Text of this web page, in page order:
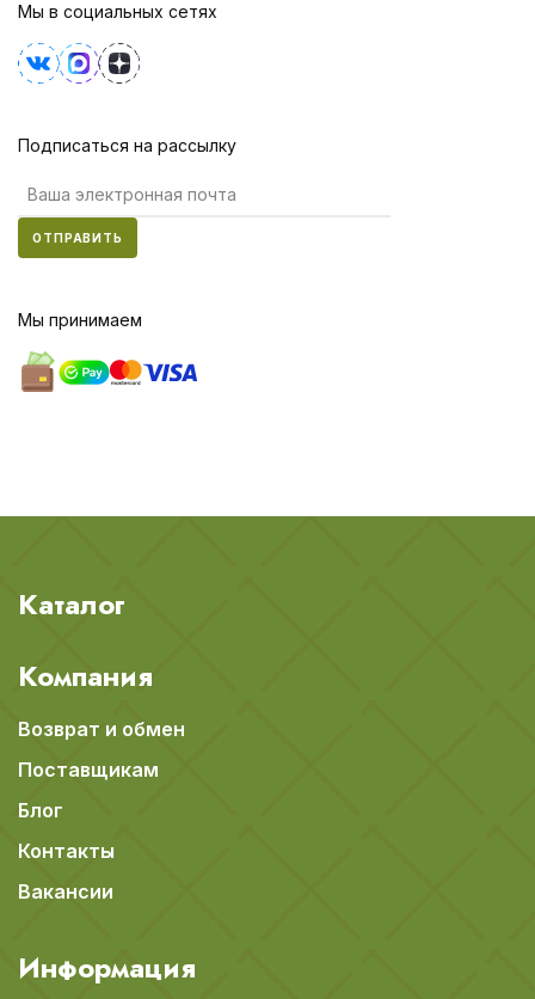
Мы в социальных сетях
Подписаться на рассылку
ОТПРАВИТЬ
Мы принимаем
Каталог
Компания
Возврат и обмен
Поставщикам
Блог
Контакты
Вакансии
Информация